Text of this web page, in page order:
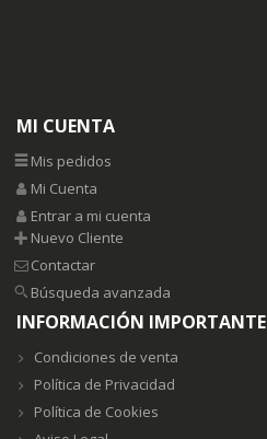
MI CUENTA
Mis pedidos
Mi Cuenta
Entrar a mi cuenta
Nuevo Cliente
Contactar
Búsqueda avanzada
INFORMACIÓN IMPORTANTE
Condiciones de venta
Política de Privacidad
Política de Cookies